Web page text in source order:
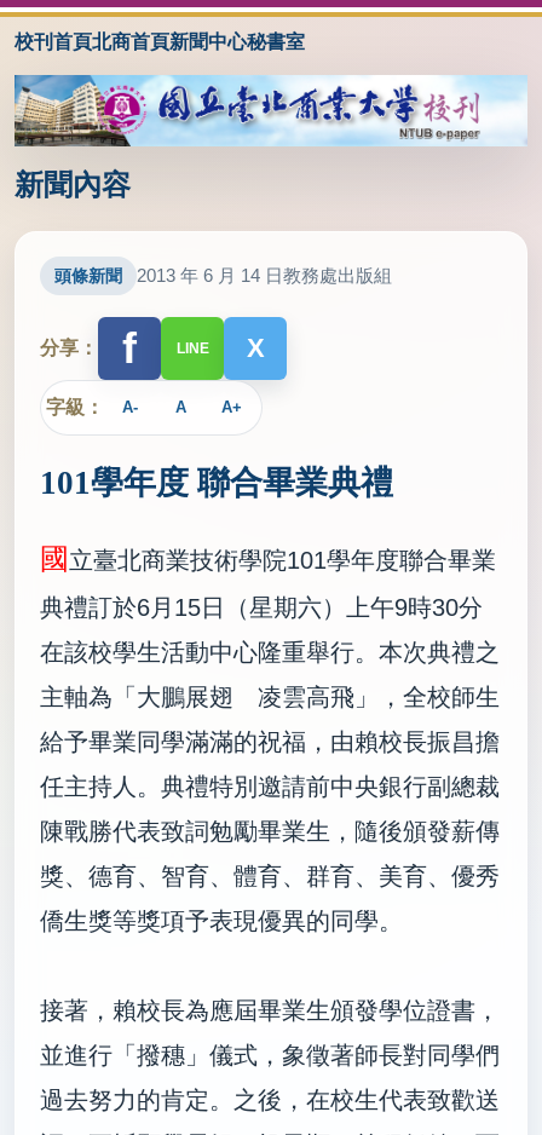
校刊首頁北商首頁新聞中心秘書室
新聞內容
頭條新聞 2013 年 6 月 14 日教務處出版組
分享： f LINE X
字級： A- A A+
101學年度 聯合畢業典禮
國立臺北商業技術學院101學年度聯合畢業
典禮訂於6月15日（星期六）上午9時30分
在該校學生活動中心隆重舉行。本次典禮之
主軸為「大鵬展翅 凌雲高飛」，全校師生
給予畢業同學滿滿的祝福，由賴校長振昌擔
任主持人。典禮特別邀請前中央銀行副總裁
陳戰勝代表致詞勉勵畢業生，隨後頒發薪傳
獎、德育、智育、體育、群育、美育、優秀
僑生獎等獎項予表現優異的同學。
接著，賴校長為應屆畢業生頒發學位證書，
並進行「撥穗」儀式，象徵著師長對同學們
過去努力的肯定。之後，在校生代表致歡送